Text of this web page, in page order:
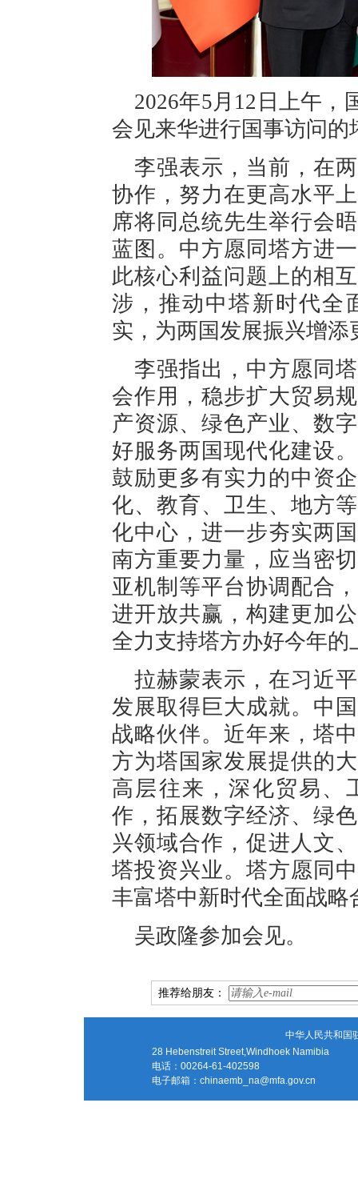
2026年5月12日上午，
会见来华进行国事访问
李强表示，当前，在
协作，努力在更高水平
席将同总统先生举行会
蓝图。中方愿同塔方进
此核心利益问题上的相
涉，推动中塔新时代全
实，为两国发展振兴增添
李强指出，中方愿同
会作用，稳步扩大贸易
产资源、绿色产业、数
好服务两国现代化建设
鼓励更多有实力的中资
化、教育、卫生、地方
化中心，进一步夯实两
南方重要力量，应当密
亚机制等平台协调配合
进开放共赢，构建更加
全力支持塔方办好今年
拉赫蒙表示，在习近
发展取得巨大成就。中
战略伙伴。近年来，塔
方为塔国家发展提供的
高层往来，深化贸易、
作，拓展数字经济、绿
兴领域合作，促进人文
塔投资兴业。塔方愿同
丰富塔中新时代全面战
吴政隆参加会见。
推荐给朋友：
中华人民共和国
28 Hebenstreit Street,Windhoek Namibia
电话：00264-61-402598
电子邮箱： chinaemb_na@mfa.gov.cn